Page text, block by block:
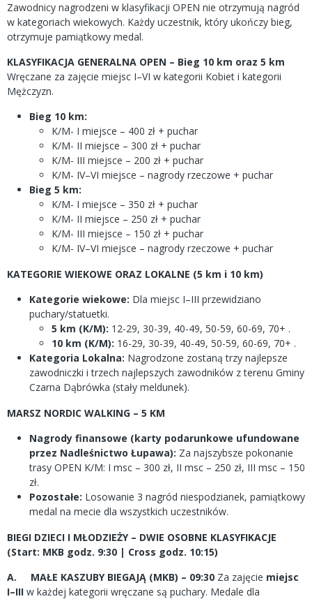
Zawodnicy nagrodzeni w klasyfikacji OPEN nie otrzymują nagród
w kategoriach wiekowych. Każdy uczestnik, który ukończy bieg,
otrzymuje pamiątkowy medal.
KLASYFIKACJA GENERALNA OPEN – Bieg 10 km oraz 5 km
Wręczane za zajęcie miejsc I–VI w kategorii Kobiet i kategorii
Mężczyzn.
Bieg 10 km:
K/M- I miejsce – 400 zł + puchar
K/M- II miejsce – 300 zł + puchar
K/M- III miejsce – 200 zł + puchar
K/M- IV–VI miejsce – nagrody rzeczowe + puchar
Bieg 5 km:
K/M- I miejsce – 350 zł + puchar
K/M- II miejsce – 250 zł + puchar
K/M- III miejsce – 150 zł + puchar
K/M- IV–VI miejsce – nagrody rzeczowe + puchar
KATEGORIE WIEKOWE ORAZ LOKALNE (5 km i 10 km)
Kategorie wiekowe: Dla miejsc I–III przewidziano
puchary/statuetki.
5 km (K/M): 12-29, 30-39, 40-49, 50-59, 60-69, 70+ .
10 km (K/M): 16-29, 30-39, 40-49, 50-59, 60-69, 70+ .
Kategoria Lokalna: Nagrodzone zostaną trzy najlepsze
zawodniczki i trzech najlepszych zawodników z terenu Gminy
Czarna Dąbrówka (stały meldunek).
MARSZ NORDIC WALKING – 5 KM
Nagrody finansowe (karty podarunkowe ufundowane
przez Nadleśnictwo Łupawa): Za najszybsze pokonanie
trasy OPEN K/M: I msc – 300 zł, II msc – 250 zł, III msc – 150
zł.
Pozostałe: Losowanie 3 nagród niespodzianek, pamiątkowy
medal na mecie dla wszystkich uczestników.
BIEGI DZIECI I MŁODZIEŻY – DWIE OSOBNE KLASYFIKACJE
(Start: MKB godz. 9:30 | Cross godz. 10:15)
A. MAŁE KASZUBY BIEGAJĄ (MKB) – 09:30 Za zajęcie miejsc
I–III w każdej kategorii wręczane są puchary. Medale dla